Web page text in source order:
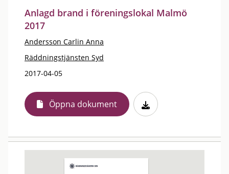
Anlagd brand i föreningslokal Malmö
2017
Andersson Carlin Anna
Räddningstjänsten Syd
2017-04-05
Öppna dokument